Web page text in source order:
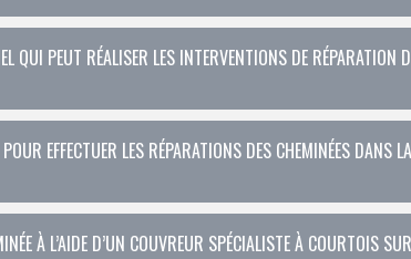
QUI PEUT RÉALISER LES INTERVENTIONS DE RÉPARATION
EFFECTUER LES RÉPARATIONS DES CHEMINÉES DANS
À L’AIDE D’UN COUVREUR SPÉCIALISTE À COURTOIS